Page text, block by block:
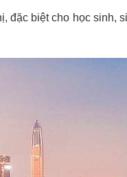
đặc biệt cho học sinh,